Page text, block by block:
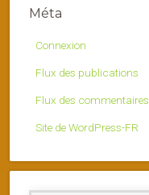
Méta
Connexion
Flux des publications
Flux des commentaires
Site de WordPress-FR